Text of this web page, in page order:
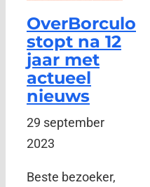
OverBorculo
stopt na 12
jaar met
actueel
nieuws
29 september
2023
Beste bezoeker,